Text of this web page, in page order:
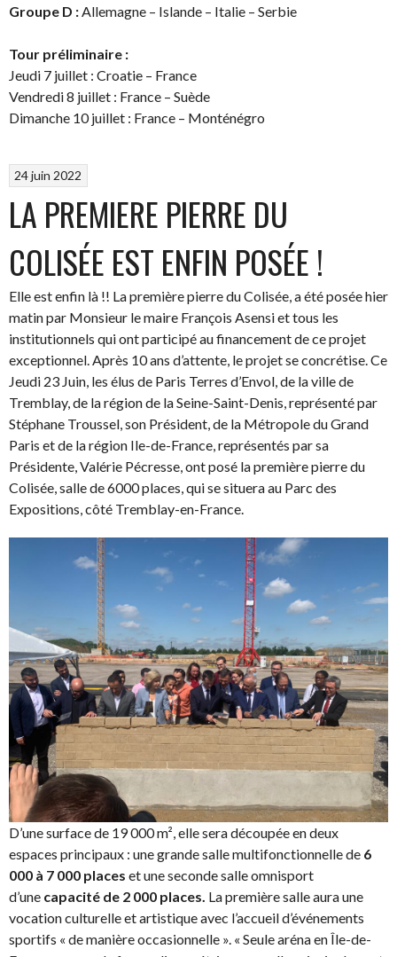
Groupe D : Allemagne – Islande – Italie – Serbie
Tour préliminaire :
Jeudi 7 juillet : Croatie – France
Vendredi 8 juillet : France – Suède
Dimanche 10 juillet : France – Monténégro
24 juin 2022
LA PREMIERE PIERRE DU
COLISÉE EST ENFIN POSÉE !
Elle est enfin là !! La première pierre du Colisée, a été posée hier
matin par Monsieur le maire François Asensi et tous les
institutionnels qui ont participé au financement de ce projet
exceptionnel. Après 10 ans d’attente, le projet se concrétise. Ce
Jeudi 23 Juin, les élus de Paris Terres d’Envol, de la ville de
Tremblay, de la région de la Seine-Saint-Denis, représenté par
Stéphane Troussel, son Président, de la Métropole du Grand
Paris et de la région Ile-de-France, représentés par sa
Présidente, Valérie Pécresse, ont posé la première pierre du
Colisée, salle de 6000 places, qui se situera au Parc des
Expositions, côté Tremblay-en-France.
D’une surface de 19 000 m², elle sera découpée en deux
espaces principaux : une grande salle multifonctionnelle de 6
000 à 7 000 places et une seconde salle omnisport
d’une capacité de 2 000 places. La première salle aura une
vocation culturelle et artistique avec l’accueil d’événements
sportifs « de manière occasionnelle ». « Seule aréna en Île-de-